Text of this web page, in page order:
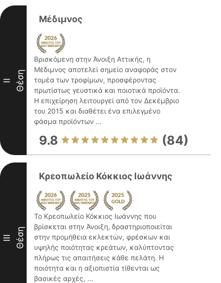
II Θέση
Μέδιμνος
Βρισκόμενη στην Άνοιξη Αττικής, η
Μέδιμνος αποτελεί σημείο αναφοράς στον
τομέα των τροφίμων, προσφέροντας
πρωτίστως γευστικά και ποιοτικά προϊόντα.
Η επιχείρηση λειτουργεί από τον Δεκέμβριο
του 2015 και διαθέτει ένα επιλεγμένο
φάσμα προϊόντων ...
9.8 (84)
III Θέση
Κρεοπωλείο Κόκκιος Ιωάννης
Το Κρεοπωλείο Κόκκιος Ιωάννης που
βρίσκεται στην Άνοιξη, δραστηριοποιείται
στην προμήθεια εκλεκτών, φρέσκων και
υψηλής ποιότητας κρεάτων, καλύπτοντας
πλήρως τις απαιτήσεις κάθε πελάτη. Η
ποιότητα και η αξιοπιστία τίθενται ως
βασικές αρχές, ...